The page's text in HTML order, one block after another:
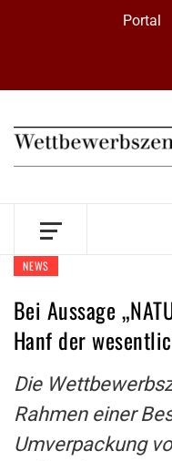
Portal
NEWS
Bei Aussage
Hanf der
Die
Rahmen einer
Umverpackung